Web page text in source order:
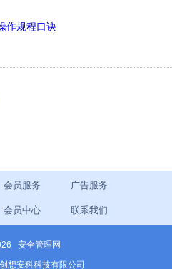
作规程口诀
会员服务 广告服务
会员中心 联系我们
安全管理网
想安科科技有限公司